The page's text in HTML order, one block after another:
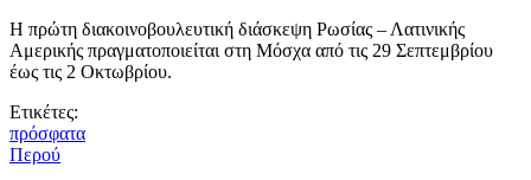
Η πρώτη διακοινοβουλευτική διάσκεψη Ρωσίας – Λατινικής
Αμερικής πραγματοποιείται στη Μόσχα από τις 29 Σεπτεμβρίου
έως τις 2 Οκτωβρίου.
Ετικέτες:
πρόσφατα
Περού